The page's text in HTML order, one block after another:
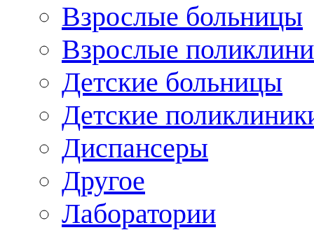
Взрослые больницы
Взрослые
Детские больницы
Детские
Диспансеры
Другое
Лаборатории